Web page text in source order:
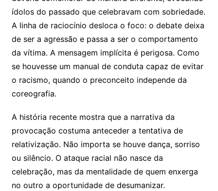
ídolos do passado que celebravam com sobriedade.
A linha de raciocínio desloca o foco: o debate deixa
de ser a agressão e passa a ser o comportamento
da vítima. A mensagem implícita é perigosa. Como
se houvesse um manual de conduta capaz de evitar
o racismo, quando o preconceito independe da
coreografia.
A história recente mostra que a narrativa da
provocação costuma anteceder a tentativa de
relativização. Não importa se houve dança, sorriso
ou silêncio. O ataque racial não nasce da
celebração, mas da mentalidade de quem enxerga
no outro a oportunidade de desumanizar.